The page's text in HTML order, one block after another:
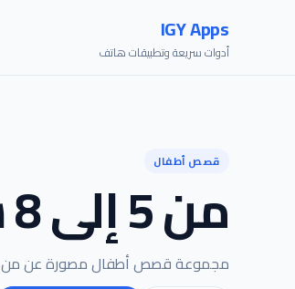
IGY Apps
أدوات سريعة وتطبيقات هاتف
قصص أطفال
من 5 إلى 8 سنوات
مجموعة قصص أطفال مصورة عن من 5 إلى 8 سنوات، مع عِبر بسيطة وأسئلة بعد القراءة لمساعدة الطفل على الفهم والنقاش.